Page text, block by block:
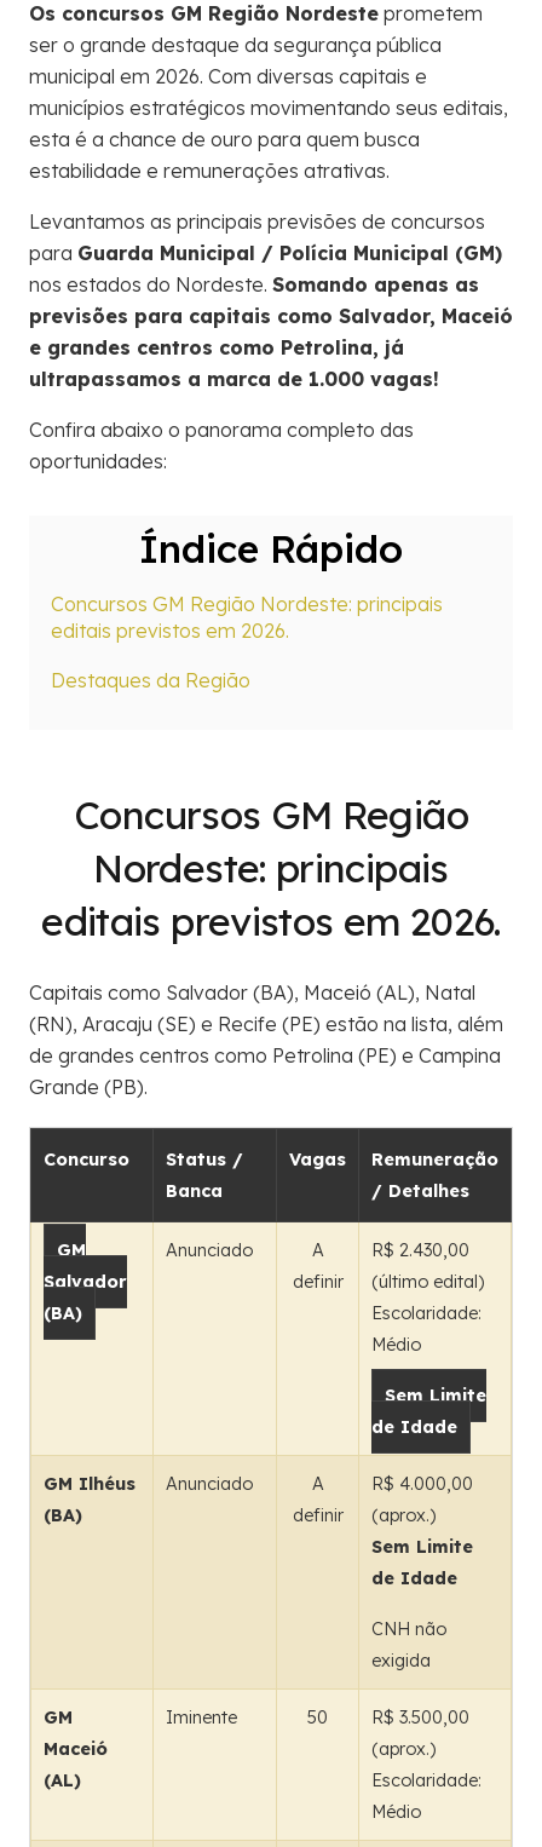
Os concursos GM Região Nordeste prometem
ser o grande destaque da segurança pública
municipal em 2026. Com diversas capitais e
municípios estratégicos movimentando seus editais,
esta é a chance de ouro para quem busca
estabilidade e remunerações atrativas.
Levantamos as principais previsões de concursos
para Guarda Municipal / Polícia Municipal (GM)
nos estados do Nordeste. Somando apenas as
previsões para capitais como Salvador, Maceió
e grandes centros como Petrolina, já
ultrapassamos a marca de 1.000 vagas!
Confira abaixo o panorama completo das
oportunidades:
Índice Rápido
Concursos GM Região Nordeste: principais
editais previstos em 2026.
Destaques da Região
Concursos GM Região
Nordeste: principais
editais previstos em 2026.
Capitais como Salvador (BA), Maceió (AL), Natal
(RN), Aracaju (SE) e Recife (PE) estão na lista, além
de grandes centros como Petrolina (PE) e Campina
Grande (PB).
Concurso
Status /
Banca
Vagas
Remuneração
/ Detalhes
GM
Salvador
(BA)
Anunciado
A
definir
R$ 2.430,00
(último edital)
Escolaridade:
Médio
Sem Limite
de Idade
GM Ilhéus
(BA)
Anunciado
A
definir
R$ 4.000,00
(aprox.)
Sem Limite
de Idade
CNH não
exigida
GM
Maceió
(AL)
Iminente 50
R$ 3.500,00
(aprox.)
Escolaridade:
Médio